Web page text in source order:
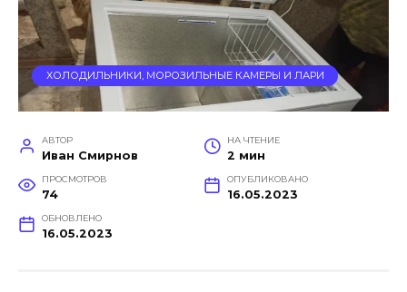
ХОЛОДИЛЬНИКИ, МОРОЗИЛЬНЫЕ КАМЕРЫ И ЛАРИ
АВТОР
Иван Смирнов
НА ЧТЕНИЕ
2 мин
ПРОСМОТРОВ
74
ОПУБЛИКОВАНО
16.05.2023
ОБНОВЛЕНО
16.05.2023